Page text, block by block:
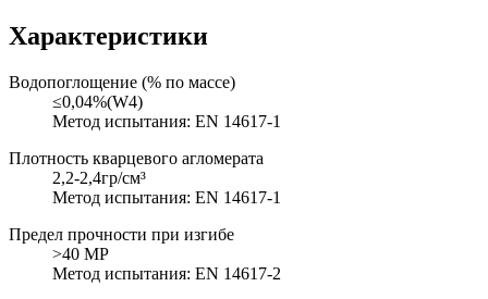
Характеристики
Водопоглощение (% по массе)
≤0,04%(W4)
Метод испытания: EN 14617-1
Плотность кварцевого агломерата
2,2-2,4гр/см³
Метод испытания: EN 14617-1
Предел прочности при изгибе
>40 MP
Метод испытания: EN 14617-2